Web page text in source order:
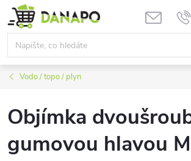
Přejít
na
obsah
Vodo / topo / plyn
Objímka
gumovou hlavou